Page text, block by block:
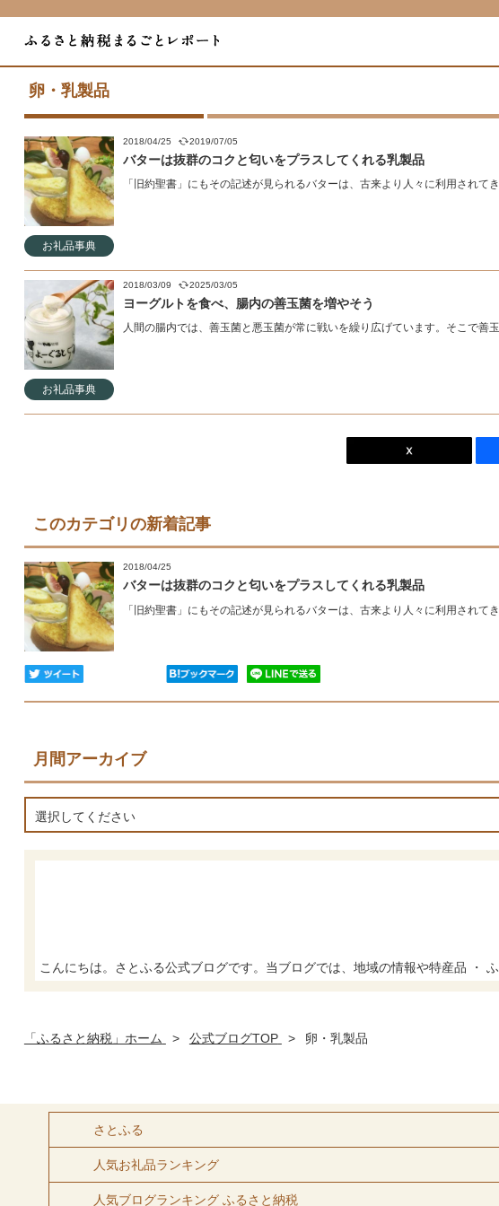
卵・乳製品
2018/04/25 2019/07/05
バターは抜群のコクと匂いをプラスしてくれる乳製品
「旧約聖書」にもその記述が見られるバターは、古来より人々に利用されて
お礼品事典
2018/03/09 2025/03/05
ヨーグルトを食べ、腸内の善玉菌を増やそう
人間の腸内では、善玉菌と悪玉菌が常に戦いを繰り広げています。そこで善
お礼品事典
このカテゴリの新着記事
2018/04/25
バターは抜群のコクと匂いをプラスしてくれる乳製品
「旧約聖書」にもその記述が見られるバターは、古来より人々に利用されて
月間アーカイブ
選択してください
こんにちは。さとふる公式ブログです。当ブログでは、地域の情報や特産品 ・
「ふるさと納税」ホーム > 公式ブログTOP > 卵・乳製品
さとふる
人気お礼品ランキング
人気ブログランキング ふるさと納税